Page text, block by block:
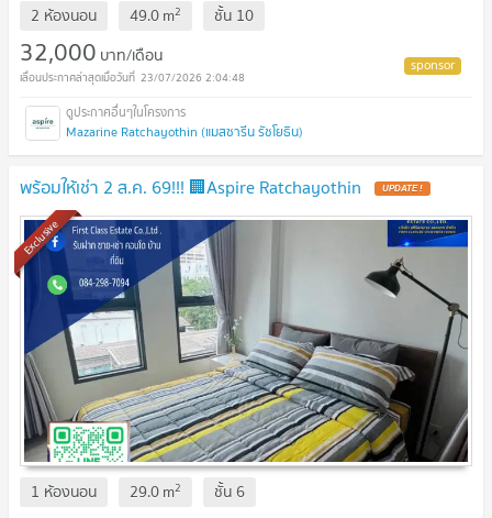
2 ห้องนอน 49.0m2 ชั้น 10
32,000 บาท/เดือน
23/07/2026 2:04:48
Mazarine Ratchayothin (แมสซารีน รัชโยธิน)
พร้อมให้เช่า 2 ส.ค. 69!!! 🏢Aspire Ratchayothin
Exclusive
1 ห้องนอน 29.0m2 ชั้น 6